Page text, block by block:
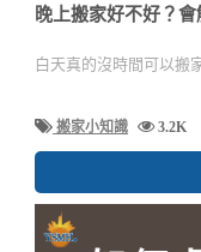
晚上搬家好不好？會
白天真的沒時間可以搬
搬家小知識 3.2K